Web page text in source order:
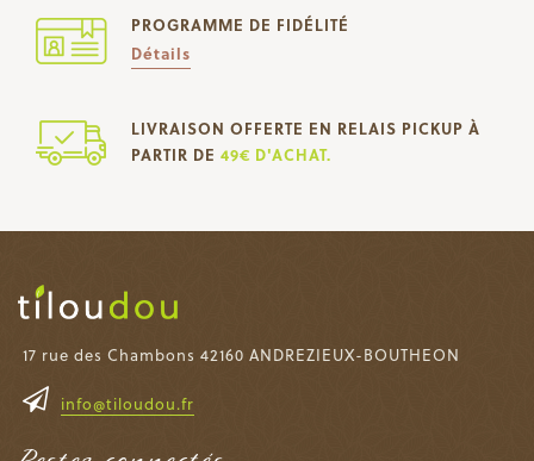
PROGRAMME DE FIDÉLITÉ
Détails
LIVRAISON OFFERTE EN RELAIS PICKUP À
PARTIR DE 49€ D'ACHAT.
17 rue des Chambons 42160 ANDREZIEUX-BOUTHEON
info@tiloudou.fr